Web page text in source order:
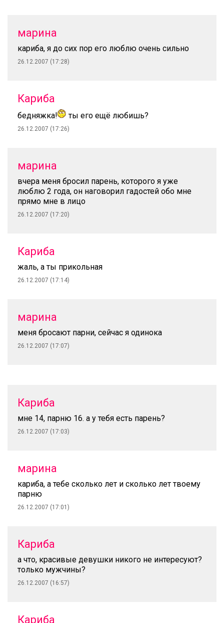
марина
кариба, я до сих пор его люблю очень сильно
26.12.2007 (17:28)
Кариба
бедняжка! ты его ещё любишь?
26.12.2007 (17:26)
марина
вчера меня бросил парень, которого я уже
люблю 2 года, он наговорил гадостей обо мне
прямо мне в лицо
26.12.2007 (17:20)
Кариба
жаль, а ты прикольная
26.12.2007 (17:14)
марина
меня бросают парни, сейчас я одинока
26.12.2007 (17:07)
Кариба
мне 14, парню 16. а у тебя есть парень?
26.12.2007 (17:03)
марина
кариба, а тебе сколько лет и сколько лет твоему
парню
26.12.2007 (17:01)
Кариба
а что, красивые девушки никого не интересуют?
только мужчины?
26.12.2007 (16:57)
Кариба